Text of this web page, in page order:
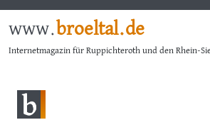
www.broeltal.de
Internetmagazin für Ruppichteroth und den Rhein-